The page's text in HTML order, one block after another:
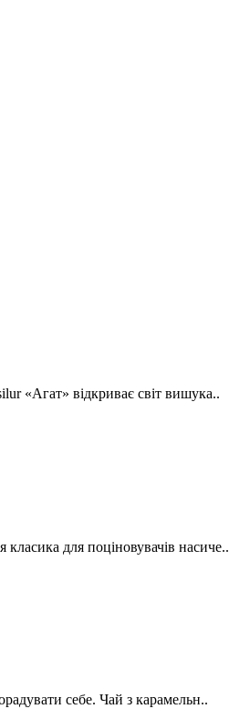
«Агат» відкриває світ вишука..
для поціновувачів насиче..
себе. Чай з карамельн..